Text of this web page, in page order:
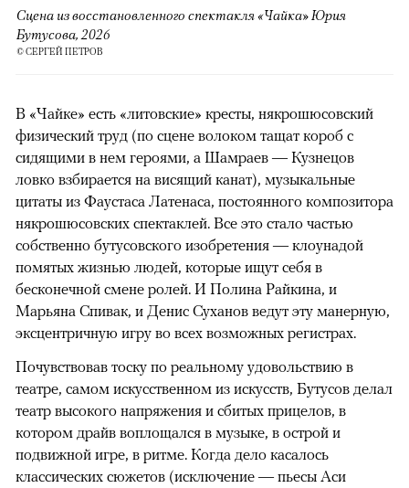
Сцена из восстановленного спектакля «Чайка» Юрия
Бутусова, 2026
© СЕРГЕЙ ПЕТРОВ
В «Чайке» есть «литовские» кресты, някрошюсовский
физический труд (по сцене волоком тащат короб с
сидящими в нем героями, а Шамраев — Кузнецов
ловко взбирается на висящий канат), музыкальные
цитаты из Фаустаса Латенаса, постоянного композитора
някрошюсовских спектаклей. Все это стало частью
собственно бутусовского изобретения — клоунадой
помятых жизнью людей, которые ищут себя в
бесконечной смене ролей. И Полина Райкина, и
Марьяна Спивак, и Денис Суханов ведут эту манерную,
эксцентричную игру во всех возможных регистрах.
Почувствовав тоску по реальному удовольствию в
театре, самом искусственном из искусств, Бутусов делал
театр высокого напряжения и сбитых прицелов, в
котором драйв воплощался в музыке, в острой и
подвижной игре, в ритме. Когда дело касалось
классических сюжетов (исключение — пьесы Аси